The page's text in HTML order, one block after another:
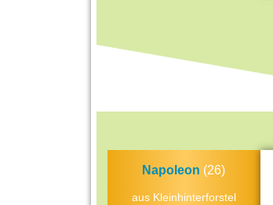
Napoleon (26)
aus Kleinhinterforstel